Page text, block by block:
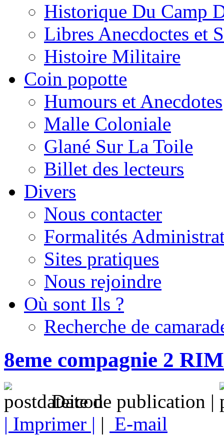
Historique Du Camp
Libres Anecdoctes et
Histoire Militaire
Coin popotte
Humours et Anecdotes
Malle Coloniale
Glané Sur La Toile
Billet des lecteurs
Divers
Nous contacter
Formalités
Sites pratiques
Nous rejoindre
Où sont Ils ?
Recherche de
8eme compagnie 2
Date de publication |
| Imprimer | | E-mail